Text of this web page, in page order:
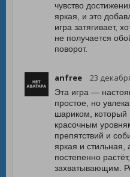
чувство
яркая, и это
игра затягивает,
не получается
поворот.
anfree 23
Эта игра —
простое, но
шариком, который
красочным
препятствий и
яркая и стильная,
постепенно
захватывающим.